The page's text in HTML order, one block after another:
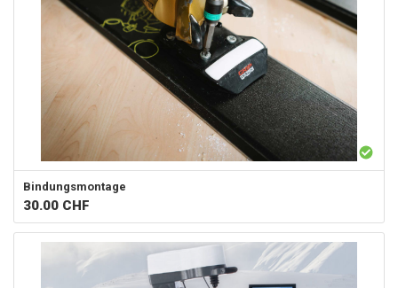
Bindungsmontage
30.00 CHF